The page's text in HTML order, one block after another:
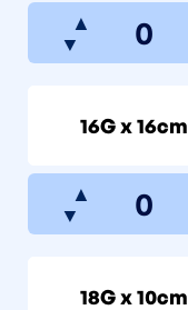
▲
▼
16G x 16cm
▲
▼
18G x 10cm